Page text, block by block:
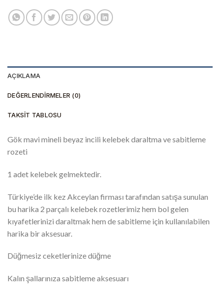
AÇIKLAMA
DEĞERLENDIRMELER (0)
TAKSIT TABLOSU
Gök mavi mineli beyaz incili kelebek daraltma ve sabitleme
rozeti
1 adet kelebek gelmektedir.
Türkiye’de ilk kez Akceylan firması tarafından satışa sunulan
bu harika 2 parçalı kelebek rozetlerimiz hem bol gelen
kıyafetlerinizi daraltmak hem de sabitleme için kullanılabilen
harika bir aksesuar.
Düğmesiz ceketlerinize düğme
Kalın şallarınıza sabitleme aksesuarı